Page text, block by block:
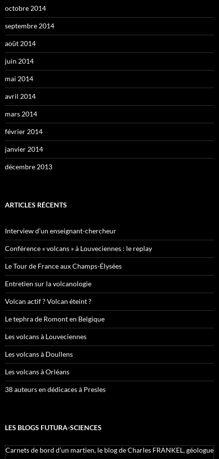
octobre 2014
septembre 2014
août 2014
juin 2014
mai 2014
avril 2014
mars 2014
février 2014
janvier 2014
décembre 2013
ARTICLES RÉCENTS
Interview d’un enseignant-chercheur
Conférence « volcans » à Louveciennes : le replay
Le Tour de France aux Champs-Élysées
Entretien sur la volcanologie
Volcan actif ? Volcan éteint ?
Le tephra de Romont en Belgique
Les volcans à Louveciennes
Les volcans à Doullens
Les volcans à Orléans
38 auteurs en dédicaces à Presles
LES BLOGS FUTURA-SCIENCES
Carnets de bord d’un martien, le blog de Charles FRANKEL, géologue